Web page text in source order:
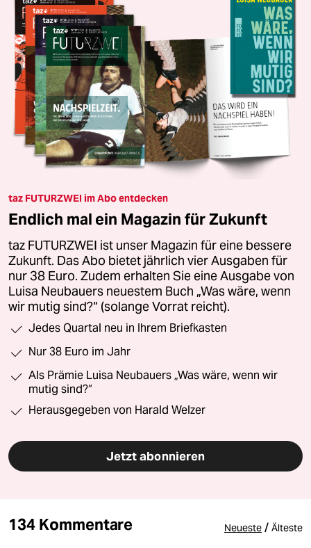
taz FUTURZWEI im Abo entdecken
Endlich mal ein Magazin für Zukunft
taz FUTURZWEI ist unser Magazin für eine bessere
Zukunft. Das Abo bietet jährlich vier Ausgaben für
nur 38 Euro. Zudem erhalten Sie eine Ausgabe von
Luisa Neubauers neuestem Buch „Was wäre, wenn
wir mutig sind?“ (solange Vorrat reicht).
Jedes Quartal neu in Ihrem Briefkasten
Nur 38 Euro im Jahr
Als Prämie Luisa Neubauers „Was wäre, wenn wir
mutig sind?“
Herausgegeben von Harald Welzer
Jetzt abonnieren
134 Kommentare Neueste / Älteste